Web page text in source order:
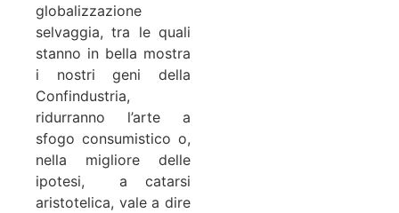
globalizzazione
selvaggia, tra le quali
stanno in bella mostra
i nostri geni della
Confindustria,
ridurranno l’arte a
sfogo consumistico o,
nella migliore delle
ipotesi, a catarsi
aristotelica, vale a dire